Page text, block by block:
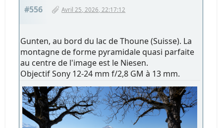
#556 Avril 25, 2026, 22:17:12
Gunten, au bord du lac de Thoune (Suisse). La
montagne de forme pyramidale quasi parfaite
au centre de l'image est le Niesen.
Objectif Sony 12-24 mm f/2,8 GM à 13 mm.